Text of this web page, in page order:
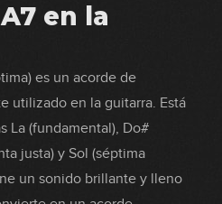
en la
es un acorde de
utilizado en la guitarra. Está
La (fundamental), Do#
justa) y Sol (séptima
un sonido brillante y lleno